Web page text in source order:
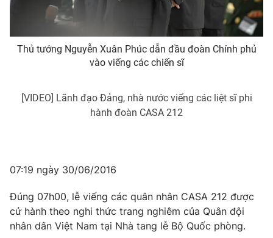
Thủ tướng Nguyễn Xuân Phúc dẫn đầu đoàn Chính phủ
vào viếng các chiến sĩ
[VIDEO] Lãnh đạo Đảng, nhà nước viếng các liệt sĩ phi
hành đoàn CASA 212
07:19 ngày 30/06/2016
Đúng 07h00, lễ viếng các quân nhân CASA 212 được
cử hành theo nghi thức trang nghiêm của Quân đội
nhân dân Việt Nam tại Nhà tang lễ Bộ Quốc phòng.